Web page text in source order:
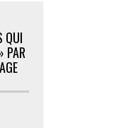
QUI
PAR